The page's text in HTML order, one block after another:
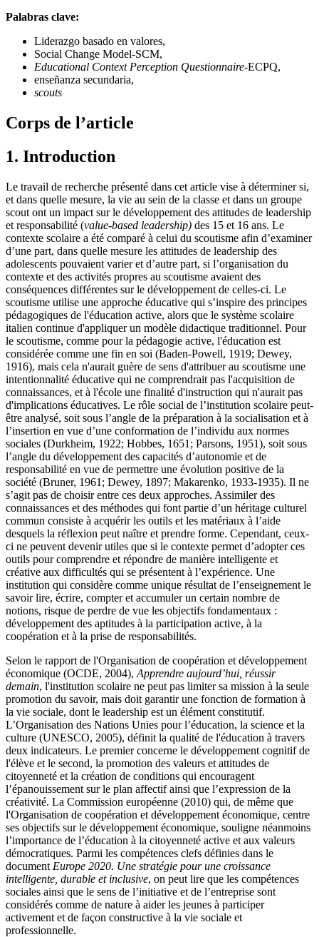
Palabras clave:
Liderazgo basado en valores,
Social Change Model-SCM,
Educational Context Perception Questionnaire-ECPQ,
enseñanza secundaria,
scouts
Corps de l’article
1. Introduction
Le travail de recherche présenté dans cet article vise à déterminer si,
et dans quelle mesure, la vie au sein de la classe et dans un groupe
scout ont un impact sur le développement des attitudes de leadership
et responsabilité (value-based leadership) des 15 et 16 ans. Le
contexte scolaire a été comparé à celui du scoutisme afin d’examiner
d’une part, dans quelle mesure les attitudes de leadership des
adolescents pouvaient varier et d’autre part, si l’organisation du
contexte et des activités propres au scoutisme avaient des
conséquences différentes sur le développement de celles-ci. Le
scoutisme utilise une approche éducative qui s’inspire des principes
pédagogiques de l'éducation active, alors que le système scolaire
italien continue d'appliquer un modèle didactique traditionnel. Pour
le scoutisme, comme pour la pédagogie active, l'éducation est
considérée comme une fin en soi (Baden-Powell, 1919; Dewey,
1916), mais cela n'aurait guère de sens d'attribuer au scoutisme une
intentionnalité éducative qui ne comprendrait pas l'acquisition de
connaissances, et à l'école une finalité d'instruction qui n'aurait pas
d'implications éducatives. Le rôle social de l’institution scolaire peut-
être analysé, soit sous l’angle de la préparation à la socialisation et à
l’insertion en vue d’une conformation de l’individu aux normes
sociales (Durkheim, 1922; Hobbes, 1651; Parsons, 1951), soit sous
l’angle du développement des capacités d’autonomie et de
responsabilité en vue de permettre une évolution positive de la
société (Bruner, 1961; Dewey, 1897; Makarenko, 1933-1935). Il ne
s’agit pas de choisir entre ces deux approches. Assimiler des
connaissances et des méthodes qui font partie d’un héritage culturel
commun consiste à acquérir les outils et les matériaux à l’aide
desquels la réflexion peut naître et prendre forme. Cependant, ceux-
ci ne peuvent devenir utiles que si le contexte permet d’adopter ces
outils pour comprendre et répondre de manière intelligente et
créative aux difficultés qui se présentent à l’expérience. Une
institution qui considère comme unique résultat de l’enseignement le
savoir lire, écrire, compter et accumuler un certain nombre de
notions, risque de perdre de vue les objectifs fondamentaux :
développement des aptitudes à la participation active, à la
coopération et à la prise de responsabilités.
Selon le rapport de l'Organisation de coopération et développement
économique (OCDE, 2004), Apprendre aujourd’hui, réussir
demain, l'institution scolaire ne peut pas limiter sa mission à la seule
promotion du savoir, mais doit garantir une fonction de formation à
la vie sociale, dont le leadership est un élément constitutif.
L’Organisation des Nations Unies pour l’éducation, la science et la
culture (UNESCO, 2005), définit la qualité de l'éducation à travers
deux indicateurs. Le premier concerne le développement cognitif de
l'élève et le second, la promotion des valeurs et attitudes de
citoyenneté et la création de conditions qui encouragent
l’épanouissement sur le plan affectif ainsi que l’expression de la
créativité. La Commission européenne (2010) qui, de même que
l'Organisation de coopération et développement économique, centre
ses objectifs sur le développement économique, souligne néanmoins
l’importance de l’éducation à la citoyenneté active et aux valeurs
démocratiques. Parmi les compétences clefs définies dans le
document Europe 2020. Une stratégie pour une croissance
intelligente, durable et inclusive, on peut lire que les compétences
sociales ainsi que le sens de l’initiative et de l’entreprise sont
considérés comme de nature à aider les jeunes à participer
activement et de façon constructive à la vie sociale et
professionnelle.